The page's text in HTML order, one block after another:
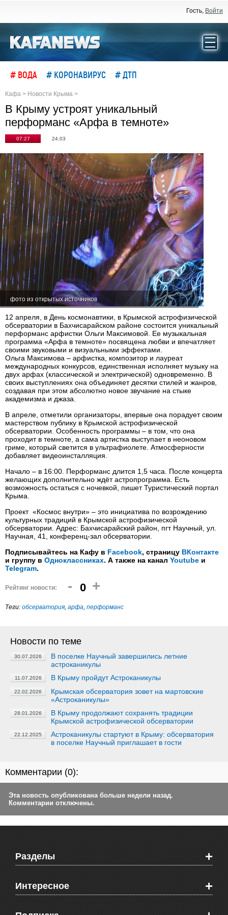
Гость, Войти
# ВОДА # КОРОНАВИРУС # ДТП
Кафа > Новости Крыма >
В Крыму устроят уникальный
перформанс «Арфа в темноте»
07:27 24.03
фото из открытых источников
12 апреля, в День космонавтики, в Крымской астрофизической
обсерватории в Бахчисарайском районе состоится уникальный
перформанс арфистки Ольги Максимовой. Ее музыкальная
программа «Арфа в темноте» посвящена любви и впечатляет
своими звуковыми и визуальными эффектами.
Ольга Максимова – арфистка, композитор и лауреат
международных конкурсов, единственная исполняет музыку на
двух арфах (классической и электрической) одновременно. В
своих выступлениях она объединяет десятки стилей и жанров,
создавая при этом абсолютно новое звучание на стыке
академизма и джаза.
В апреле, отметили организаторы, впервые она порадует своим
мастерством публику в Крымской астрофизической
обсерватории. Особенность программы – в том, что она
проходит в темноте, а сама артистка выступает в неоновом
гриме, который светится в ультрафиолете. Атмосферности
добавляет видеоинсталляция.
Начало – в 16:00. Перформанс длится 1,5 часа. После концерта
желающих дополнительно ждёт астропрограмма. Есть
возможность остаться с ночевкой, пишет Туристический портал
Крыма.
Проект «Космос внутри» – это инициатива по возрождению
культурных традиций в Крымской астрофизической
обсерватории. Адрес: Бахчисарайский район, пгт Научный, ул.
Научная, 41, конференц-зал обсерватории.
Подписывайтесь на Кафу в Facebook, страницу ВКонтакте
и группу в Одноклассниках. А также на канал Youtube и
Telegram.
Рейтинг новости: - 0 +
Теги: обсерватория, арфа, перформанс
Новости по теме
30.07.2026
В поселке Научный завершились летние
астроканикулы
11.07.2026 В Крыму пройдут Астроканикулы
22.02.2026
Крымская обсерватория зовет на мартовские
«Астроканикулы»
28.01.2026
В Крыму продолжают сохранять традиции
Крымской астрофизической обсерватории
22.12.2025
Астроканикулы стартуют в Крыму: обсерватория
в поселке Научный приглашает в гости
Комментарии (0):
Эта новость опубликована больше недели назад.
Комментарии отключены.
Разделы +
Новости Феодосии
Новости Крыма
Мировые новости
Интересное +
Видео о Феодосии